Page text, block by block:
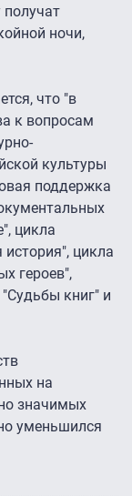
ночи,
что "в
к вопросам
культуры
поддержка
цикла
цикла
героев",
книг" и
на
значимых
уменьшился